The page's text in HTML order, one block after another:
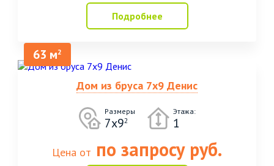
Подробнее
63 м2
Дом из бруса 7х9 Денис
Размеры
7х92
Этажа:
1
Цена от по запросу руб.